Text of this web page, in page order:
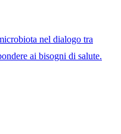
nel dialogo tra
ai bisogni di salute.